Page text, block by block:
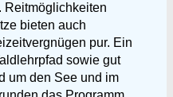
Reitmöglichkeiten
bieten auch
pur. Ein
sowie gut
um den See und im